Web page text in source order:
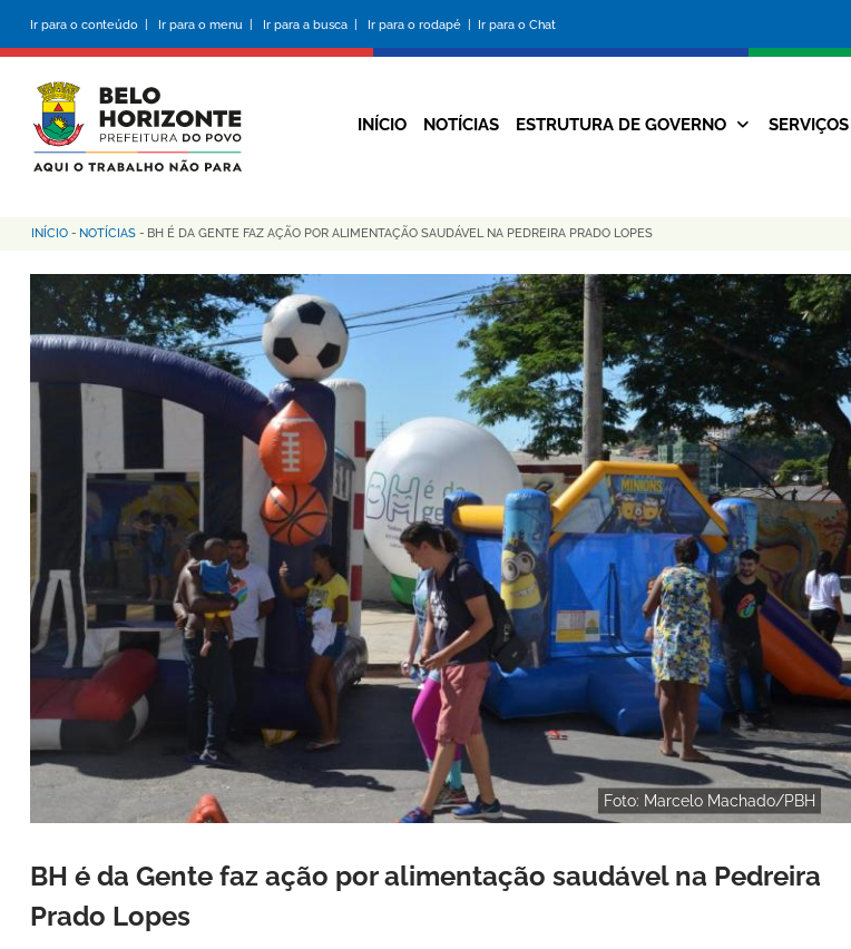
conteúdo
principal
Ir para o conteúdo | Ir para o menu | Ir para a busca | Ir para o rodapé | Ir para o Chat
da
Prefeitura
Navegação
INÍCIO NOTÍCIAS ESTRUTURA DE GOVERNO SERVIÇOS
Trilha
de
navegação
INÍCIO - NOTÍCIAS - BH É DA GENTE FAZ AÇÃO POR ALIMENTAÇÃO SAUDÁVEL NA PEDREIRA PRADO LOPES
Foto: Marcelo Machado/PBH
BH é da Gente faz ação por alimentação saudável na Pedreira
Prado Lopes